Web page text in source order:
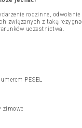
rodzinne,
związanych z taką
uczestnictwa.
PESEL
zimowe